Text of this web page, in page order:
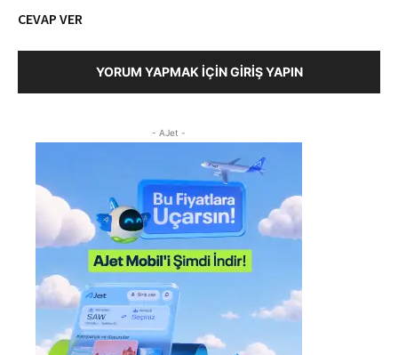
CEVAP VER
YORUM YAPMAK İÇIN GIRIŞ YAPIN
- AJet -